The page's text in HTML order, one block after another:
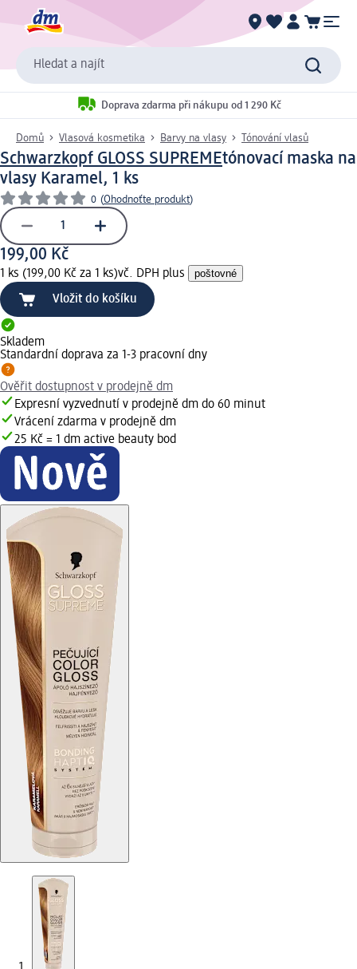
Hledat a najít
Doprava zdarma při nákupu od 1 290 Kč
Domů Vlasová kosmetika Barvy na vlasy Tónování vlasů
Schwarzkopf GLOSS SUPREMEtónovací maska na
vlasy Karamel, 1 ks
0 (Ohodnoťte produkt)
199,00 Kč
1 ks (199,00 Kč za 1 ks)vč. DPH plus poštovné
Vložit do košíku
Skladem
Standardní doprava za 1-3 pracovní dny
Ověřit dostupnost v prodejně dm
Expresní vyzvednutí v prodejně dm do 60 minut
Vrácení zdarma v prodejně dm
25 Kč = 1 dm active beauty bod